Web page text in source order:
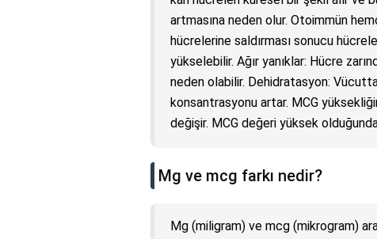
artmasına neden olur. Otoimmün
hücrelerine saldırması sonucu
yükselebilir. Ağır yanıklar: Hücre
neden olabilir. Dehidratasyon:
konsantrasyonu artar. MCG
değişir. MCG değeri yüksek olduğunda
Mg ve mcg farkı nedir?
Mg (miligram) ve mcg (mikrogram)